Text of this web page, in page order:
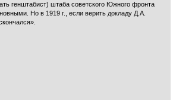
генштабист) штаба советского Южного фронта
Но в 1919 г., если верить докладу Д.А.